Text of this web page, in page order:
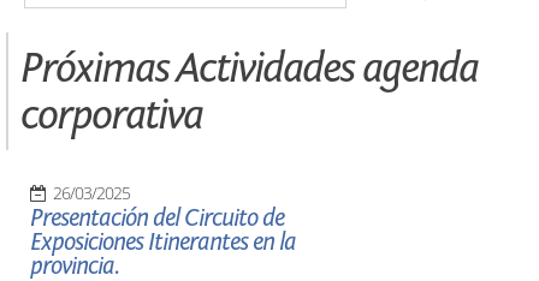
Próximas Actividades agenda
corporativa
26/03/2025
Presentación del Circuito de
Exposiciones Itinerantes en la
provincia.